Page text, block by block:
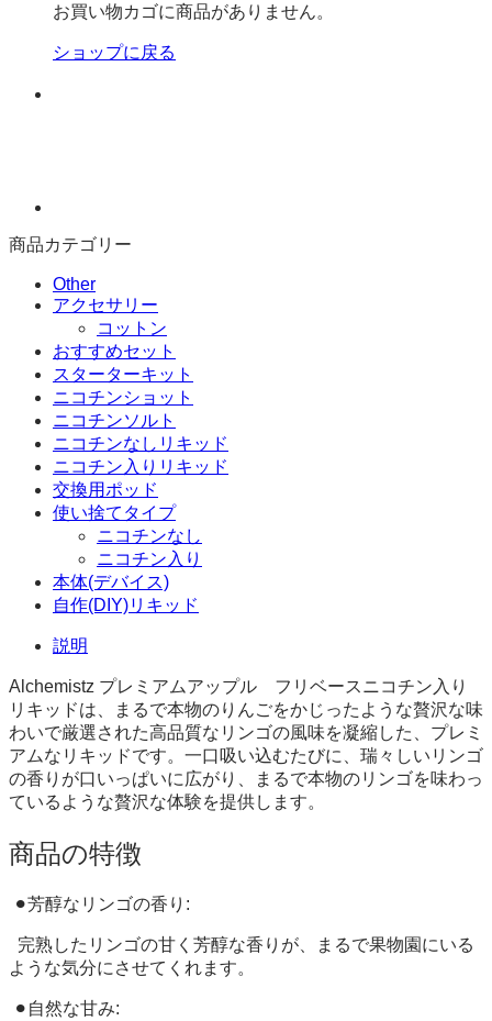
お買い物カゴに商品がありません。
ショップに戻る
商品カテゴリー
Other
アクセサリー
コットン
おすすめセット
スターターキット
ニコチンショット
ニコチンソルト
ニコチンなしリキッド
ニコチン入りリキッド
交換用ポッド
使い捨てタイプ
ニコチンなし
ニコチン入り
本体(デバイス)
自作(DIY)リキッド
説明
Alchemistz プレミアムアップル フリベースニコチン入り
リキッドは、まるで本物のりんごをかじったような贅沢な味
わいで厳選された高品質なリンゴの風味を凝縮した、プレミ
アムなリキッドです。一口吸い込むたびに、瑞々しいリンゴ
の香りが口いっぱいに広がり、まるで本物のリンゴを味わっ
ているような贅沢な体験を提供します。
商品の特徴
⚫︎芳醇なリンゴの香り:
完熟したリンゴの甘く芳醇な香りが、まるで果物園にいる
ような気分にさせてくれます。
⚫︎自然な甘み: